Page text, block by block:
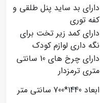
دارای بد ساید پنل طلقی و
کفه توری
دارای کمد زیر تخت برای
نگه داری لوازم کودک
دارای چرخ های 10 سانتی
متری ترمزدار
ابعاد 1440*700 سانتی متر